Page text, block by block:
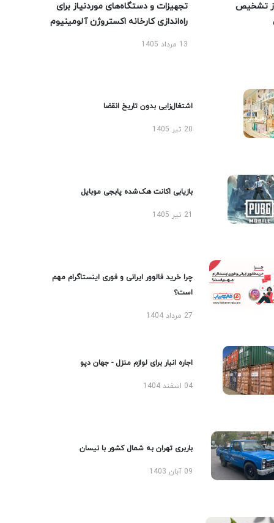
تشخیص
تجهیزات و دستگاه‌های موردنیاز برای
راه‌اندازی کارخانه اکستروژن آلومینیوم
13 مرداد 1405
اشتغال‌زایی بدون تاریخ انقضا
20 تیر 1405
بازیابی اکانت هک‌شده پابجی موبایل
چرا خرید فالوور ایرانی و فوری اینستاگرام مهم
است؟
27 مرداد 1404
اجاره انبار برای لوازم منزل - جهان دپو
04 اسفند 1404
باربری تهران به شمال کشور با نیسان
09 آبان 1403